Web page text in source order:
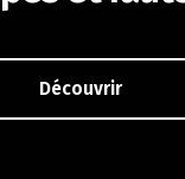
Découvrir